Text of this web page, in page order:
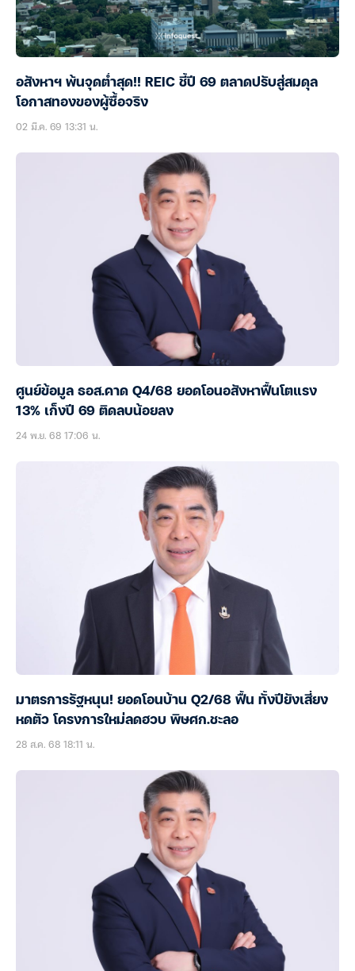
อสังหาฯ พ้นจุดต่ำสุด!! REIC ชี้ปี 69 ตลาดปรับสู่สมดุล
โอกาสทองของผู้ซื้อจริง
02 มี.ค. 69 13:31 น.
ศูนย์ข้อมูล ธอส.คาด Q4/68 ยอดโอนอสังหาฟื้นโตแรง
13% เก็งปี 69 ติดลบน้อยลง
24 พ.ย. 68 17:06 น.
มาตรการรัฐหนุน! ยอดโอนบ้าน Q2/68 ฟื้น ทั้งปียังเสี่ยง
หดตัว โครงการใหม่ลดฮวบ พิษศก.ชะลอ
28 ส.ค. 68 18:11 น.